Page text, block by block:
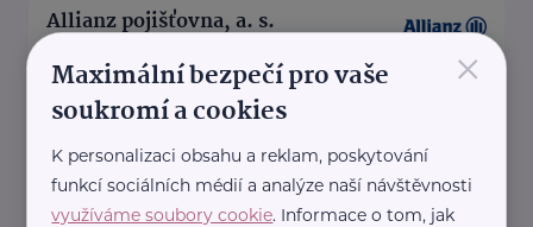
Allianz pojišťovna, a. s.
Březnice
Jsme tu, abychom Vám pomohli.
život.
×
Maximální bezpečí pro vaše
soukromí a cookies
K personalizaci obsahu a reklam, poskytování
funkcí sociálních médií a analýze naší návštěvnosti
využíváme soubory cookie. Informace o tom, jak